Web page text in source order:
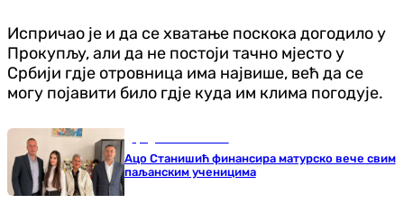
Испричао је и да се хватање поскока догодило у
Прокупљу, али да не постоји тачно мјесто у
Србији гдје отровница има највише, већ да се
могу појавити било гдје куда им клима погодује.
Ацо Станишић финансира матурско вече свим
паљанским ученицима